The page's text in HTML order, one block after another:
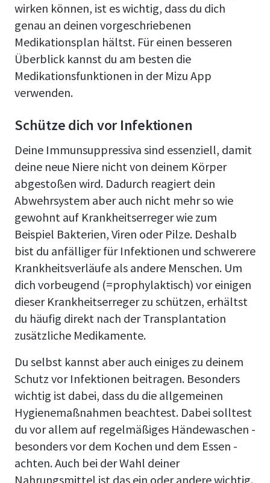
wirken können, ist es wichtig, dass du dich
genau an deinen vorgeschriebenen
Medikationsplan hältst. Für einen besseren
Überblick kannst du am besten die
Medikationsfunktionen in der Mizu App
verwenden.
Schütze dich vor Infektionen
Deine Immunsuppressiva sind essenziell, damit
deine neue Niere nicht von deinem Körper
abgestoßen wird. Dadurch reagiert dein
Abwehrsystem aber auch nicht mehr so wie
gewohnt auf Krankheitserreger wie zum
Beispiel Bakterien, Viren oder Pilze. Deshalb
bist du anfälliger für Infektionen und schwerere
Krankheitsverläufe als andere Menschen. Um
dich vorbeugend (=prophylaktisch) vor einigen
dieser Krankheitserreger zu schützen, erhältst
du häufig direkt nach der Transplantation
zusätzliche Medikamente.
Du selbst kannst aber auch einiges zu deinem
Schutz vor Infektionen beitragen. Besonders
wichtig ist dabei, dass du die allgemeinen
Hygienemaßnahmen beachtest. Dabei solltest
du vor allem auf regelmäßiges Händewaschen -
besonders vor dem Kochen und dem Essen -
achten. Auch bei der Wahl deiner
Nahrungsmittel ist das ein oder andere wichtig.